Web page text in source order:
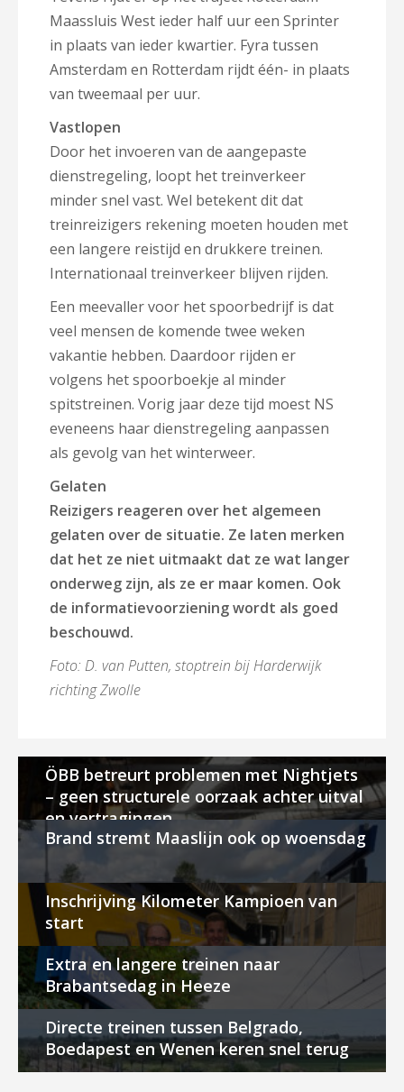
Maassluis West ieder half uur een Sprinter
in plaats van ieder kwartier. Fyra tussen
Amsterdam en Rotterdam rijdt één- in plaats
van tweemaal per uur.
Vastlopen
Door het invoeren van de aangepaste
dienstregeling, loopt het treinverkeer
minder snel vast. Wel betekent dit dat
treinreizigers rekening moeten houden met
een langere reistijd en drukkere treinen.
Internationaal treinverkeer blijven rijden.
Een meevaller voor het spoorbedrijf is dat
veel mensen de komende twee weken
vakantie hebben. Daardoor rijden er
volgens het spoorboekje al minder
spitstreinen. Vorig jaar deze tijd moest NS
eveneens haar dienstregeling aanpassen
als gevolg van het winterweer.
Gelaten
Reizigers reageren over het algemeen
gelaten over de situatie. Ze laten merken
dat het ze niet uitmaakt dat ze wat langer
onderweg zijn, als ze er maar komen. Ook
de informatievoorziening wordt als goed
beschouwd.
Foto: D. van Putten, stoptrein bij Harderwijk
richting Zwolle
ÖBB betreurt problemen met Nightjets
– geen structurele oorzaak achter uitval
en vertragingen
Brand stremt Maaslijn ook op woensdag
Inschrijving Kilometer Kampioen van
start
Extra en langere treinen naar
Brabantsedag in Heeze
Directe treinen tussen Belgrado,
Boedapest en Wenen keren snel terug